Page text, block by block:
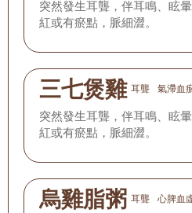
突然發生耳聾，伴耳鳴、眩
紅或有瘀點，脈細澀。
三七煲雞 耳聾 氣滯血
突然發生耳聾，伴耳鳴、眩
紅或有瘀點，脈細澀。
烏雞脂粥 耳聾 心脾血